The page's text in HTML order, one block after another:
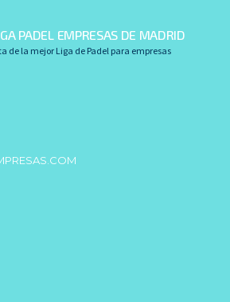
PADEL EMPRESAS DE MADRID
de la mejor Liga de Padel para empresas